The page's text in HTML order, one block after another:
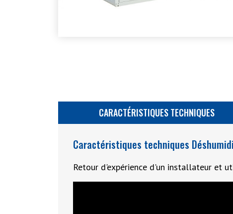
CARACTÉRISTIQUES TECHNIQUES
Caractéristiques techniques
Retour d'expérience d'un installateur et